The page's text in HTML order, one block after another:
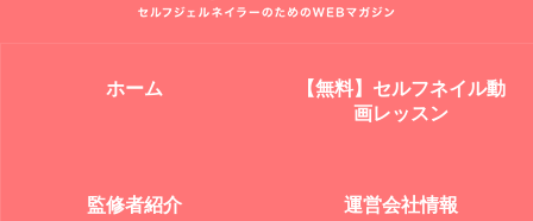
ホーム
【無料】セルフネイル動
画レッスン
監修者紹介 運営会社情報